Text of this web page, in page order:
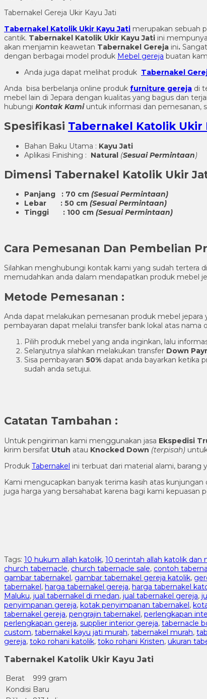
Tabernakel Gereja Ukir Kayu Jati
Tabernakel Katolik Ukir Kayu Jati merupakan sebuah
cantik. Tabernakel Katolik Ukir Kayu Jati ini
akan menjamin keawetan Tabernakel Gereja ini.
dengan berbagai model produk Mebel gereja buatan
Anda juga dapat melihat produk Tabernakel
Anda bisa berbelanja online produk furniture gereja di
mebel lain di Jepara dengan kualitas yang bagus dan
hubungi Kontak Kamiuntuk informasi dan pemesanan,
Spesifikasi Tabernakel Katolik Ukir
Bahan Baku Utama : Kayu Jati
Aplikasi Finishing : Natural (Sesuai Permintaan)
Dimensi Tabernakel Katolik Ukir
Panjang : 70 cm (Sesuai Permintaan)
Lebar : 50 cm (Sesuai Permintaan)
Tinggi : 100 cm (Sesuai Permintaan)
Cara Pemesanan Dan Pembelian
Silahkan menghubungi kontak kami yang sudah tertera
memudahkan anda dalam mendapatkan produk mebel
Metode Pemesanan :
Anda dapat melakukan pemesanan produk mebel
pembayaran dapat melalui transfer bank lokal atas nama
Pilih produk mebel yang anda inginkan, lalu
Selanjutnya silahkan melakukan transfer Down
Sisa pembayaran 50% dapat anda bayarkan ketika
sudah anda setujui.
Catatan Tambahan :
Untuk pengiriman kami menggunakan jasa Ekspedisi
kirim bersifat Utuh atau Knocked Down (terpisah)
Produk Tabernakel ini terbuat dari material alami,
Kami mengucapkan banyak terima kasih atas
juga harga yang bersahabat karena bagi kami
Tags: 10 hukum allah katolik, 10 perintah allah katolik dan
church tabernacle, church tabernacle sale, contoh
gambar tabernakel, gambar tabernakel gereja katolik,
tabernakel, harga tabernakel gereja, harga tabernakel
Maluku, jual tabernakel di medan, jual tabernakel gereja,
penyimpanan gereja, kotak penyimpanan tabernakel,
tabernakel gereja, pengrajin tabernakel, perlengkapan
perlengkapan gereja, supplier interior gereja, tabernacle
custom, tabernakel kayu jati murah, tabernakel murah,
gereja, toko rohani katolik, toko rohani Kristen, ukuran
Tabernakel Katolik Ukir Kayu Jati
Berat
999 gram
Kondisi Baru